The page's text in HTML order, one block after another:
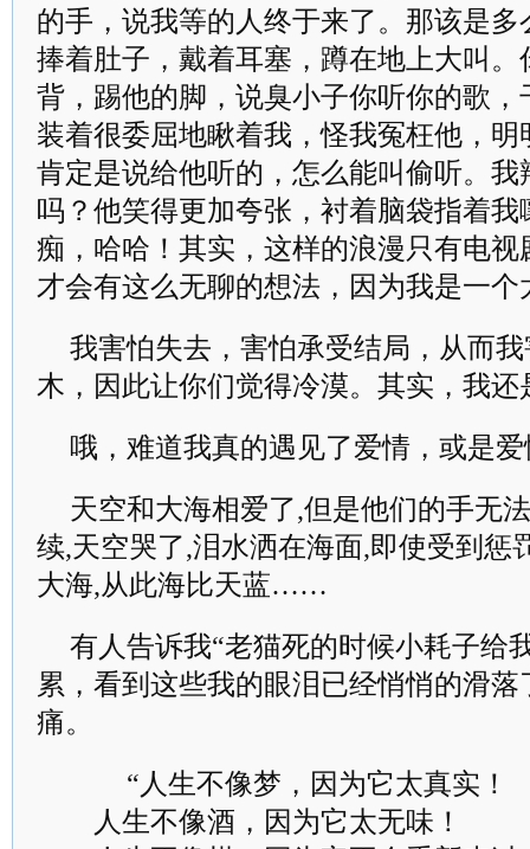
的手，说我等的人终于来了。那该是
捧着肚子，戴着耳塞，蹲在地上大叫
背，踢他的脚，说臭小子你听你的歌
装着很委屈地瞅着我，怪我冤枉他，
肯定是说给他听的，怎么能叫偷听。
吗？他笑得更加夸张，衬着脑袋指着
痴，哈哈！其实，这样的浪漫只有电
才会有这么无聊的想法，因为我是一个
我害怕失去，害怕承受结局，从而
木，因此让你们觉得冷漠。其实，我
哦，难道我真的遇见了爱情，或是
天空和大海相爱了,但是他们的手无
续,天空哭了,泪水洒在海面,即使受到惩
大海,从此海比天蓝……
有人告诉我“老猫死的时候小耗子
累，看到这些我的眼泪已经悄悄的滑
痛。
“人生不像梦，因为它太真实！
人生不像酒，因为它太无味！